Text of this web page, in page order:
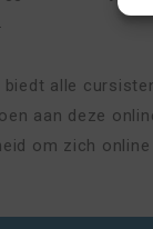
biedt alle
aan deze
om zich